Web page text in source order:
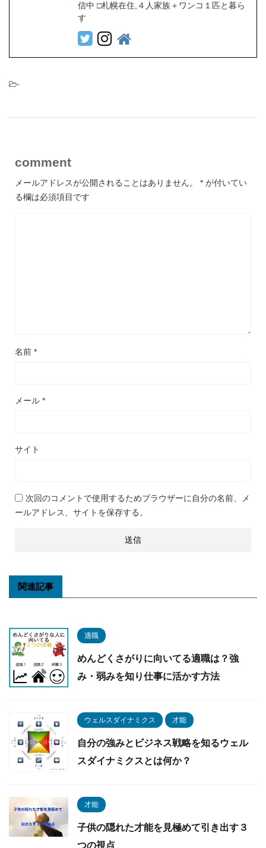
信中 □札幌在住,４人家族＋ワンコ１匹と暮ら
す
-
comment
メールアドレスが公開されることはありません。 * が付いてい
る欄は必須項目です
名前 *
メール *
サイト
次回のコメントで使用するためブラウザーに自分の名前、メ
ールアドレス、サイトを保存する。
関連記事
適職
めんどくさがりに向いてる適職は？強
み・弱みを知り仕事に活かす方法
ウェルスダイナミクス 才能
自分の強みとビジネス戦略を知るウェル
スダイナミクスとは何か？
才能
子供の隠れた才能を見極めて引き出す３
つの視点